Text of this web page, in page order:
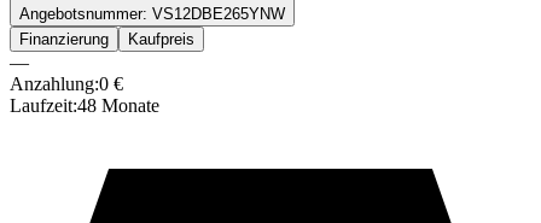
Angebotsnummer: VS12DBE265YNW
Finanzierung
Kaufpreis
—
Anzahlung:0 €
Laufzeit:48 Monate